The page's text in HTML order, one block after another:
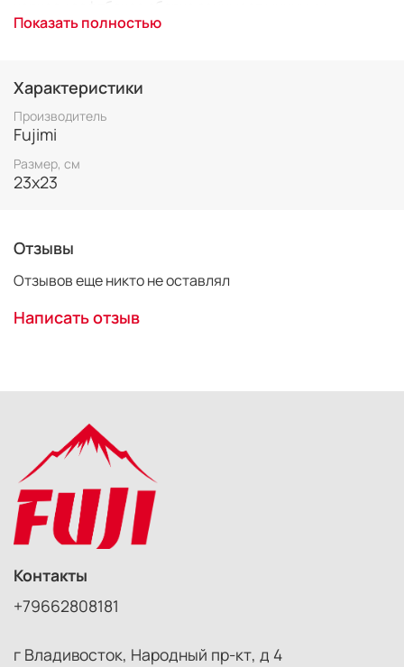
времени. Для нее не нужны винты, стержни, защелки и
любыми внешними вспышками.
Комплектуется удобным чехлом для транспортировки.
Размер: 23х23 см
Показать полностью
Характеристики
Производитель
Fujimi
Размер, см
23х23
Отзывы
Отзывов еще никто не оставлял
Написать отзыв
Контакты
+79662808181
г Владивосток, Народный пр-кт, д 4